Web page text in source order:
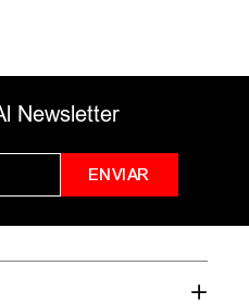
Newsletter
ENVIAR